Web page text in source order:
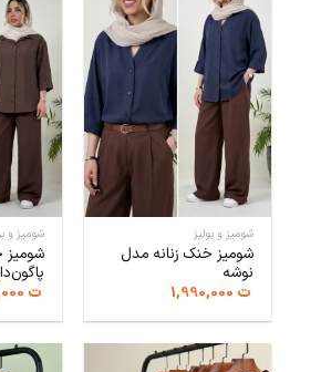
شومیز و بولیز
شومیز خنک زنانه مدل
نوشه
ت1,990,000
شومیز و
شومیز
ت1,990,000